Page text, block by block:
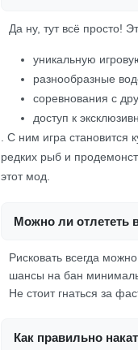
Да ну, тут всё просто!
уникальную
разнообразные
соревнования с
доступ к
. С ним игра становится
редких рыб и
этот мод.
Можно ли отлететь
Рисковать всегда
шансы на бан
Не стоит гнаться за
Как правильно